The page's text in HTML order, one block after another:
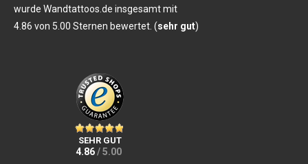
wurde Wandtattoos.de insgesamt mit
4.86 von 5.00 Sternen bewertet. (sehr gut)
SEHR GUT
4.86/ 5.00